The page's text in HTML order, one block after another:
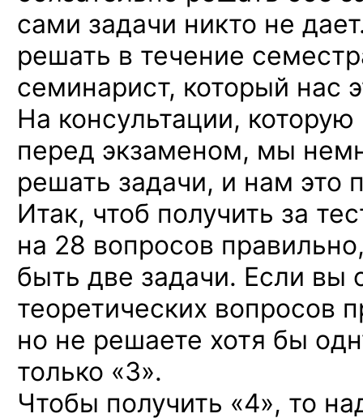
сами задачи никто не
решать в течение
семинарист, который нас
На консультации,
перед экзаменом, мы
решать задачи, и нам это
Итак, чтоб получить за
на 28 вопросов
быть две задачи. Если вы
теоретических вопросов
но не решаете хотя бы
только «3».
Чтобы получить «4», то